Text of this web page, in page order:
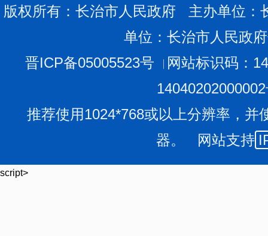
版权所有：长治市人民政府 主办单位
单位：长治市人民政
晋ICP备05005523号
网站标识码：
推荐使用1024*768或以上分辨率，并
器。 网站支持
script>